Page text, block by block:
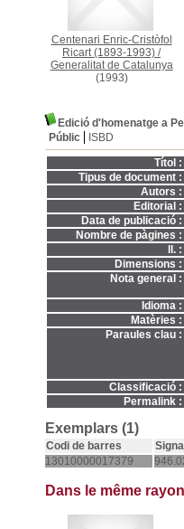
Centenari Enric-Cristòfol
Ricart (1893-1993) /
Generalitat de Catalunya
(1993)
Edició d'homenatge a
Públic
ISBD
Títol :
Tipus de document :
Autors :
Editorial :
Data de publicació :
Nombre de pàgines :
ll. :
Dimensions :
Nota general :
Idioma :
Matèries :
Paraules clau :
Classificació :
Permalink :
Exemplars (1)
Codi de barres
13010000017379
Dans le même rayon